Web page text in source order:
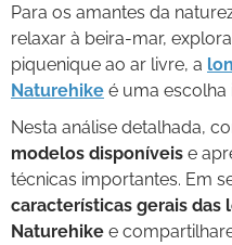
RODOVIÁRIOS
E-
BOOK
Para os amantes da
relaxar à beira-mar,
piquenique ao ar livre, a
Naturehike é uma escolha
Nesta análise detalhada,
modelos disponíveis e
técnicas importantes. Em
características gerais das
Naturehike e